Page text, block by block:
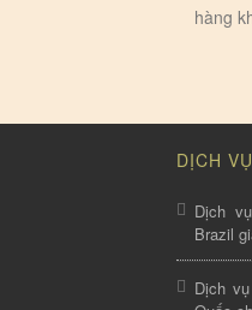
hàng
DỊCH
Dịch
Brazil
Dịch